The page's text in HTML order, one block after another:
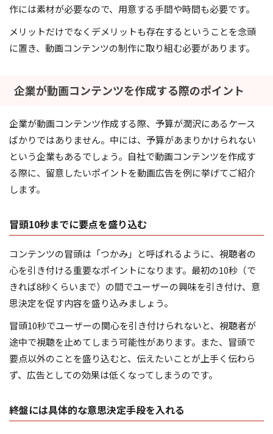
作には素材が必要なので、用意する手間や時間も必要です。
メリットだけでなくデメリットも存在するということを念頭
に置き、動画コンテンツの制作に取り組む必要があります。
企業が動画コンテンツを作成する際のポイント
企業が動画コンテンツ作成する際、予算が潤沢にあるケース
ばかりではありません。中には、予算があまりかけられない
という企業もあるでしょう。自社で動画コンテンツを作成す
る際に、留意したいポイントを動画広告を例に挙げてご紹介
します。
冒頭10秒までに要点を盛り込む
コンテンツの冒頭は「つかみ」と呼ばれるように、視聴者の
心を引き付ける重要なポイントになります。最初の10秒（で
きれば8秒くらいまで）の間でユーザーの興味を引き付け、意
思決定を促す内容を盛り込みましょう。
冒頭10秒でユーザーの関心を引き付けられないと、視聴者が
途中で視聴を止めてしまう可能性があります。また、冒頭で
要点以外のことを盛り込むと、伝えたいことが上手く伝わら
ず、広告としての効果は低くなってしまうのです。
終盤には具体的な意思決定手段を入れる